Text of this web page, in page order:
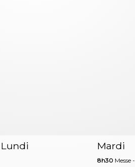
Lundi Mardi
8h30 Messe -